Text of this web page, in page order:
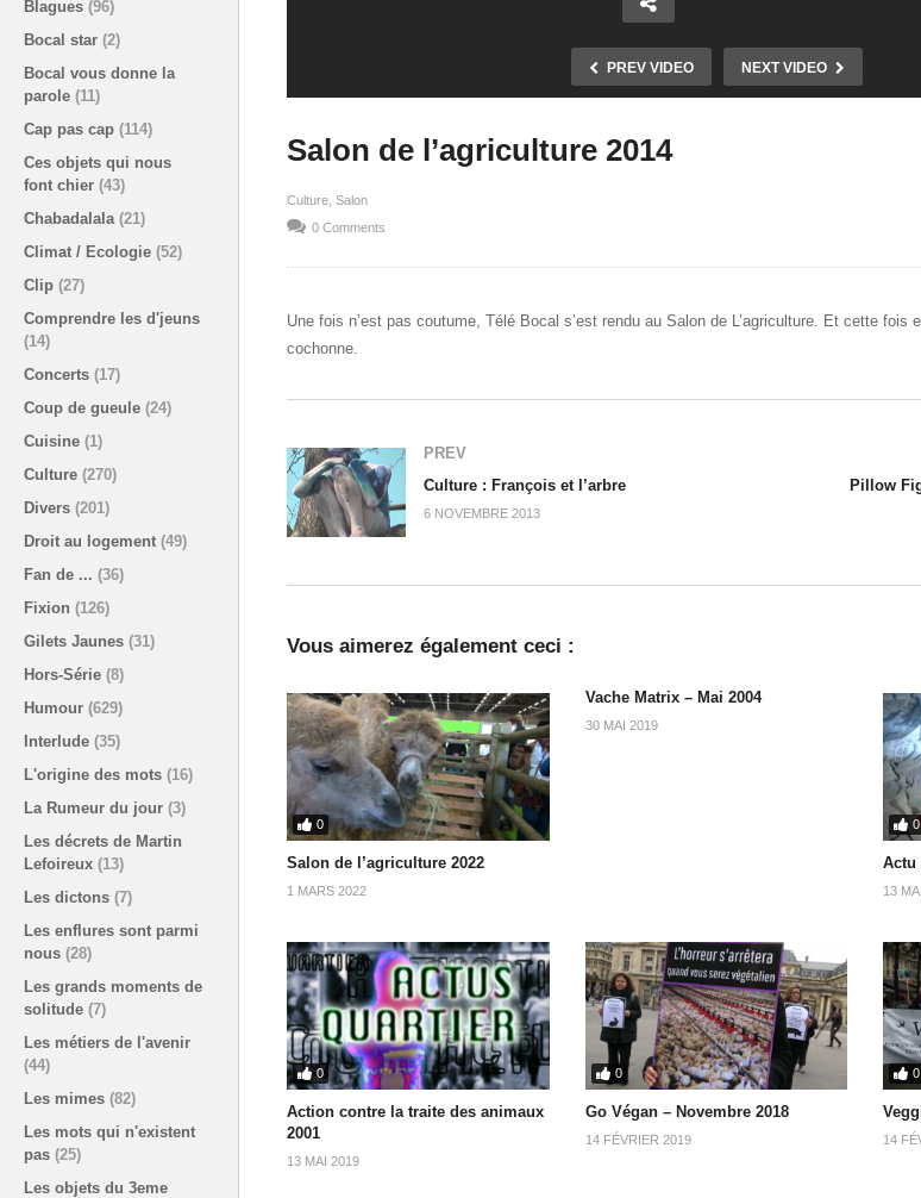
Blagues (96)
Bocal star (2)
Bocal vous donne la
parole (11)
Cap pas cap (114)
Ces objets qui nous
font chier (43)
Chabadalala (21)
Climat / Ecologie (52)
Clip (27)
Comprendre les d'jeuns
(14)
Concerts (17)
Coup de gueule (24)
Cuisine (1)
Culture (270)
Divers (201)
Droit au logement (49)
Fan de ... (36)
Fixion (126)
Gilets Jaunes (31)
Hors-Série (8)
Humour (629)
Interlude (35)
L'origine des mots (16)
La Rumeur du jour (3)
Les décrets de Martin
Lefoireux (13)
Les dictons (7)
Les enflures sont parmi
nous (28)
Les grands moments de
solitude (7)
Les métiers de l'avenir
(44)
Les mimes (82)
Les mots qui n'existent
pas (25)
Les objets du 3eme
PREV VIDEO NEXT VIDEO
Salon de l’agriculture 2014
Culture Salon
0 Comments
Une fois n’est pas coutume, Télé Bocal s’est rendu au Salon de L’agriculture. Et cette fois
cochonne.
PREV
Culture : François et l’arbre
6 NOVEMBRE 2013
Pillow
Vous aimerez également ceci :
0
Salon de l’agriculture 2022
1 MARS 2022
Vache Matrix – Mai 2004
30 MAI 2019
0
Actu
13
0
Action contre la traite des animaux
2001
13 MAI 2019
0
Go Végan – Novembre 2018
14 FÉVRIER 2019
0
14